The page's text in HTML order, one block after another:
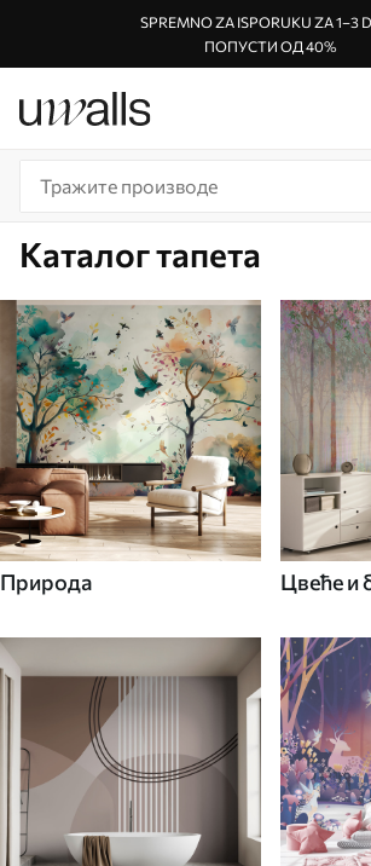
SPREMNO ZA ISPORUKU ZA 1–3
ПОПУСТИ ОД 40%
Каталог тапета
Природа Цвеће и